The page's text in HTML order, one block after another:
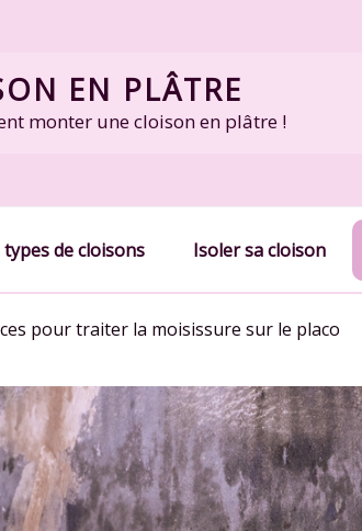
EN PLÂTRE
monter une cloison en plâtre !
de cloisons Isoler sa cloison
pour traiter la moisissure sur le placo